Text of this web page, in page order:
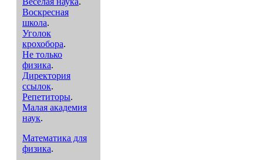
Воскресная
школа.
Уголок
крохобора.
Не только
физика.
Директория
ссылок.
Репетиторы.
Малая академия
наук.
Математика для
физика.